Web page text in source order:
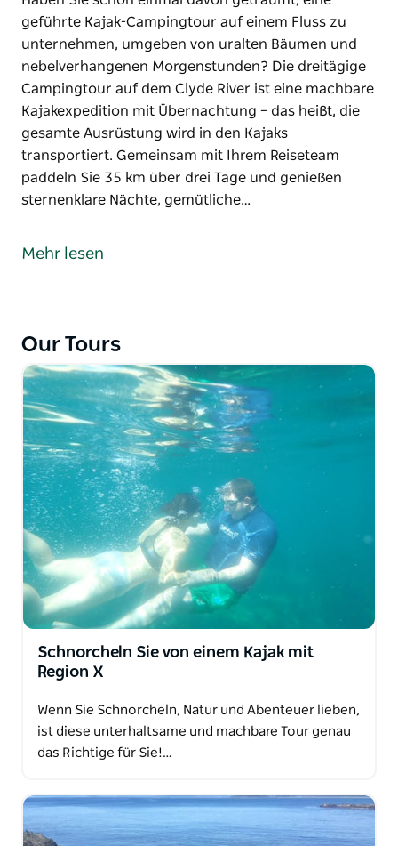
geführte Kajak-Campingtour auf einem Fluss zu
unternehmen, umgeben von uralten Bäumen und
nebelverhangenen Morgenstunden? Die dreitägige
Campingtour auf dem Clyde River ist eine machbare
Kajakexpedition mit Übernachtung – das heißt, die
gesamte Ausrüstung wird in den Kajaks
transportiert. Gemeinsam mit Ihrem Reiseteam
paddeln Sie 35 km über drei Tage und genießen
sternenklare Nächte, gemütliche…
geführte Kajak-Campingtour auf einem Fluss zu
Kajakexpedition mit Übernachtung – das heißt, die
gesamte Ausrüstung wird in den Kajaks
transportiert. Gemeinsam mit Ihrem Reiseteam
paddeln Sie 35 km über drei Tage und genießen
sternenklare Nächte, gemütliche Lagerfeuer und
unglaubliche Paddelreflexe.
Mehr lesen
Our Tours
Schnorcheln Sie von einem Kajak mit
Region X
Wenn Sie Schnorcheln, Natur und Abenteuer lieben,
ist diese unterhaltsame und machbare Tour genau
das Richtige für Sie!…